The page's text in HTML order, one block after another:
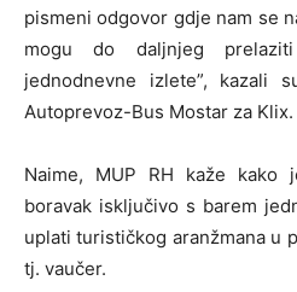
pismeni odgovor gdje nam se
mogu do daljnjeg
jednodnevne izlete”, kazali
Autoprevoz-Bus Mostar za Klix.
Naime, MUP RH kaže kako
boravak isključivo s barem
uplati turističkog aranžmana u
tj. vaučer.